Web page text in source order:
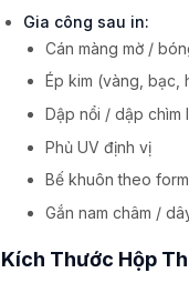
Gia công sau in:
Cán màng mờ /
Ép kim (vàng, bạc,
Dập nổi / dập chìm
Phủ UV định vị
Bế khuôn theo
Gắn nam châm /
Kích Thước Hộp